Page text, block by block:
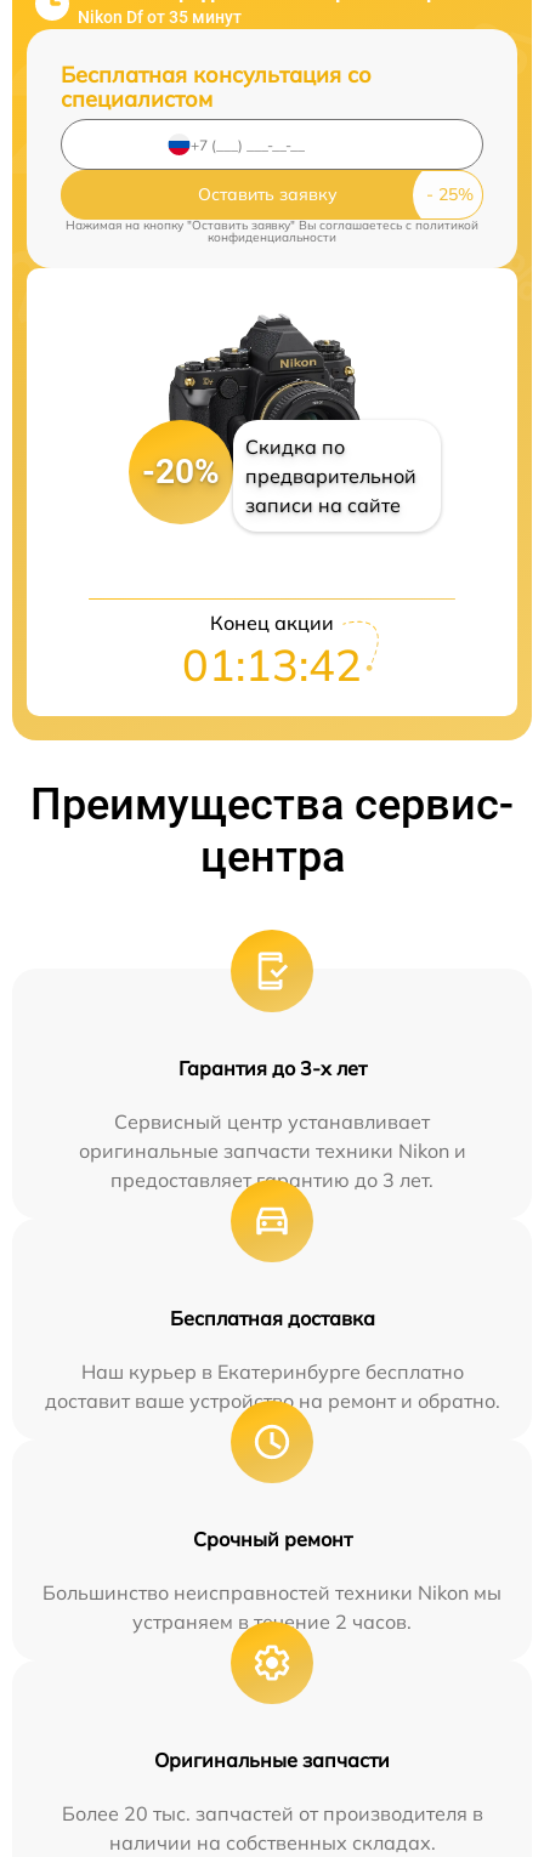
Nikon Df от 35 минут
Бесплатная консультация со
специалистом
Оставить заявку
Нажимая на кнопку "Оставить заявку" Вы соглашаетесь cполитикой
конфиденциальности
-20%
Скидка по
предварительной
записи на сайте
Конец акции
01:13:41
Преимущества сервис-
центра
Гарантия до 3-х лет
Сервисный центр устанавливает
оригинальные запчасти техники Nikon и
предоставляет гарантию до 3 лет.
Бесплатная доставка
Наш курьер в Екатеринбурге бесплатно
доставит ваше устройство на ремонт и обратно.
Срочный ремонт
Большинство неисправностей техники Nikon мы
устраняем в течение 2 часов.
Оригинальные запчасти
Более 20 тыс. запчастей от производителя в
наличии на собственных складах.